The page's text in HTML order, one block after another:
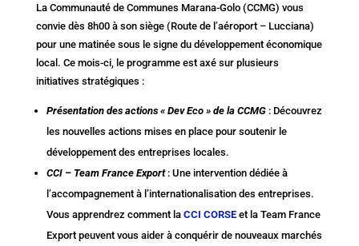
La Communauté de Communes Marana-Golo (CCMG) vous
convie dès 8h00 à son siège (Route de l’aéroport – Lucciana)
pour une matinée sous le signe du développement économique
local. Ce mois-ci, le programme est axé sur plusieurs
initiatives stratégiques :
Présentation des actions « Dev Eco » de la CCMG: Découvrez
les nouvelles actions mises en place pour soutenir le
développement des entreprises locales.
CCI – Team France Export: Une intervention dédiée à
l’accompagnement à l’internationalisation des entreprises.
Vous apprendrez comment la CCI CORSE et la Team France
Export peuvent vous aider à conquérir de nouveaux marchés